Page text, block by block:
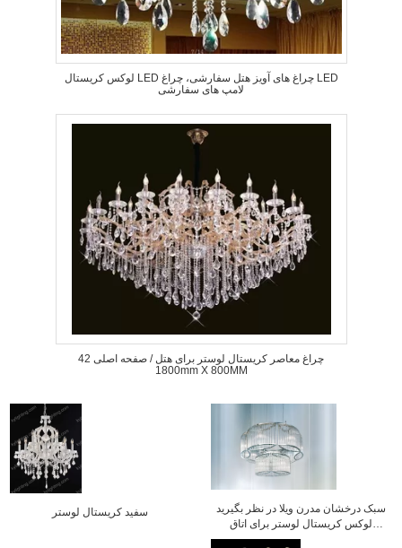
لوکس کریستال LED چراغ های آویز هتل سفارشی، چراغ LED
لامپ های سفارشی
42 چراغ معاصر کریستال لوستر برای هتل / صفحه اصلی
1800mm X 800MM
سفید کریستال لوستر
سبک درخشان مدرن ویلا در نظر بگیرید
لوکس کریستال لوستر برای اتاق
نشیمن و پله